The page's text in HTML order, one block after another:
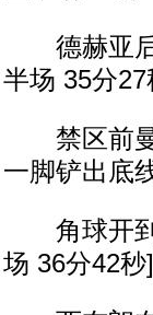
德赫亚后
半场 35分27
禁区前曼
一脚铲出底
角球开到
场 36分42秒]